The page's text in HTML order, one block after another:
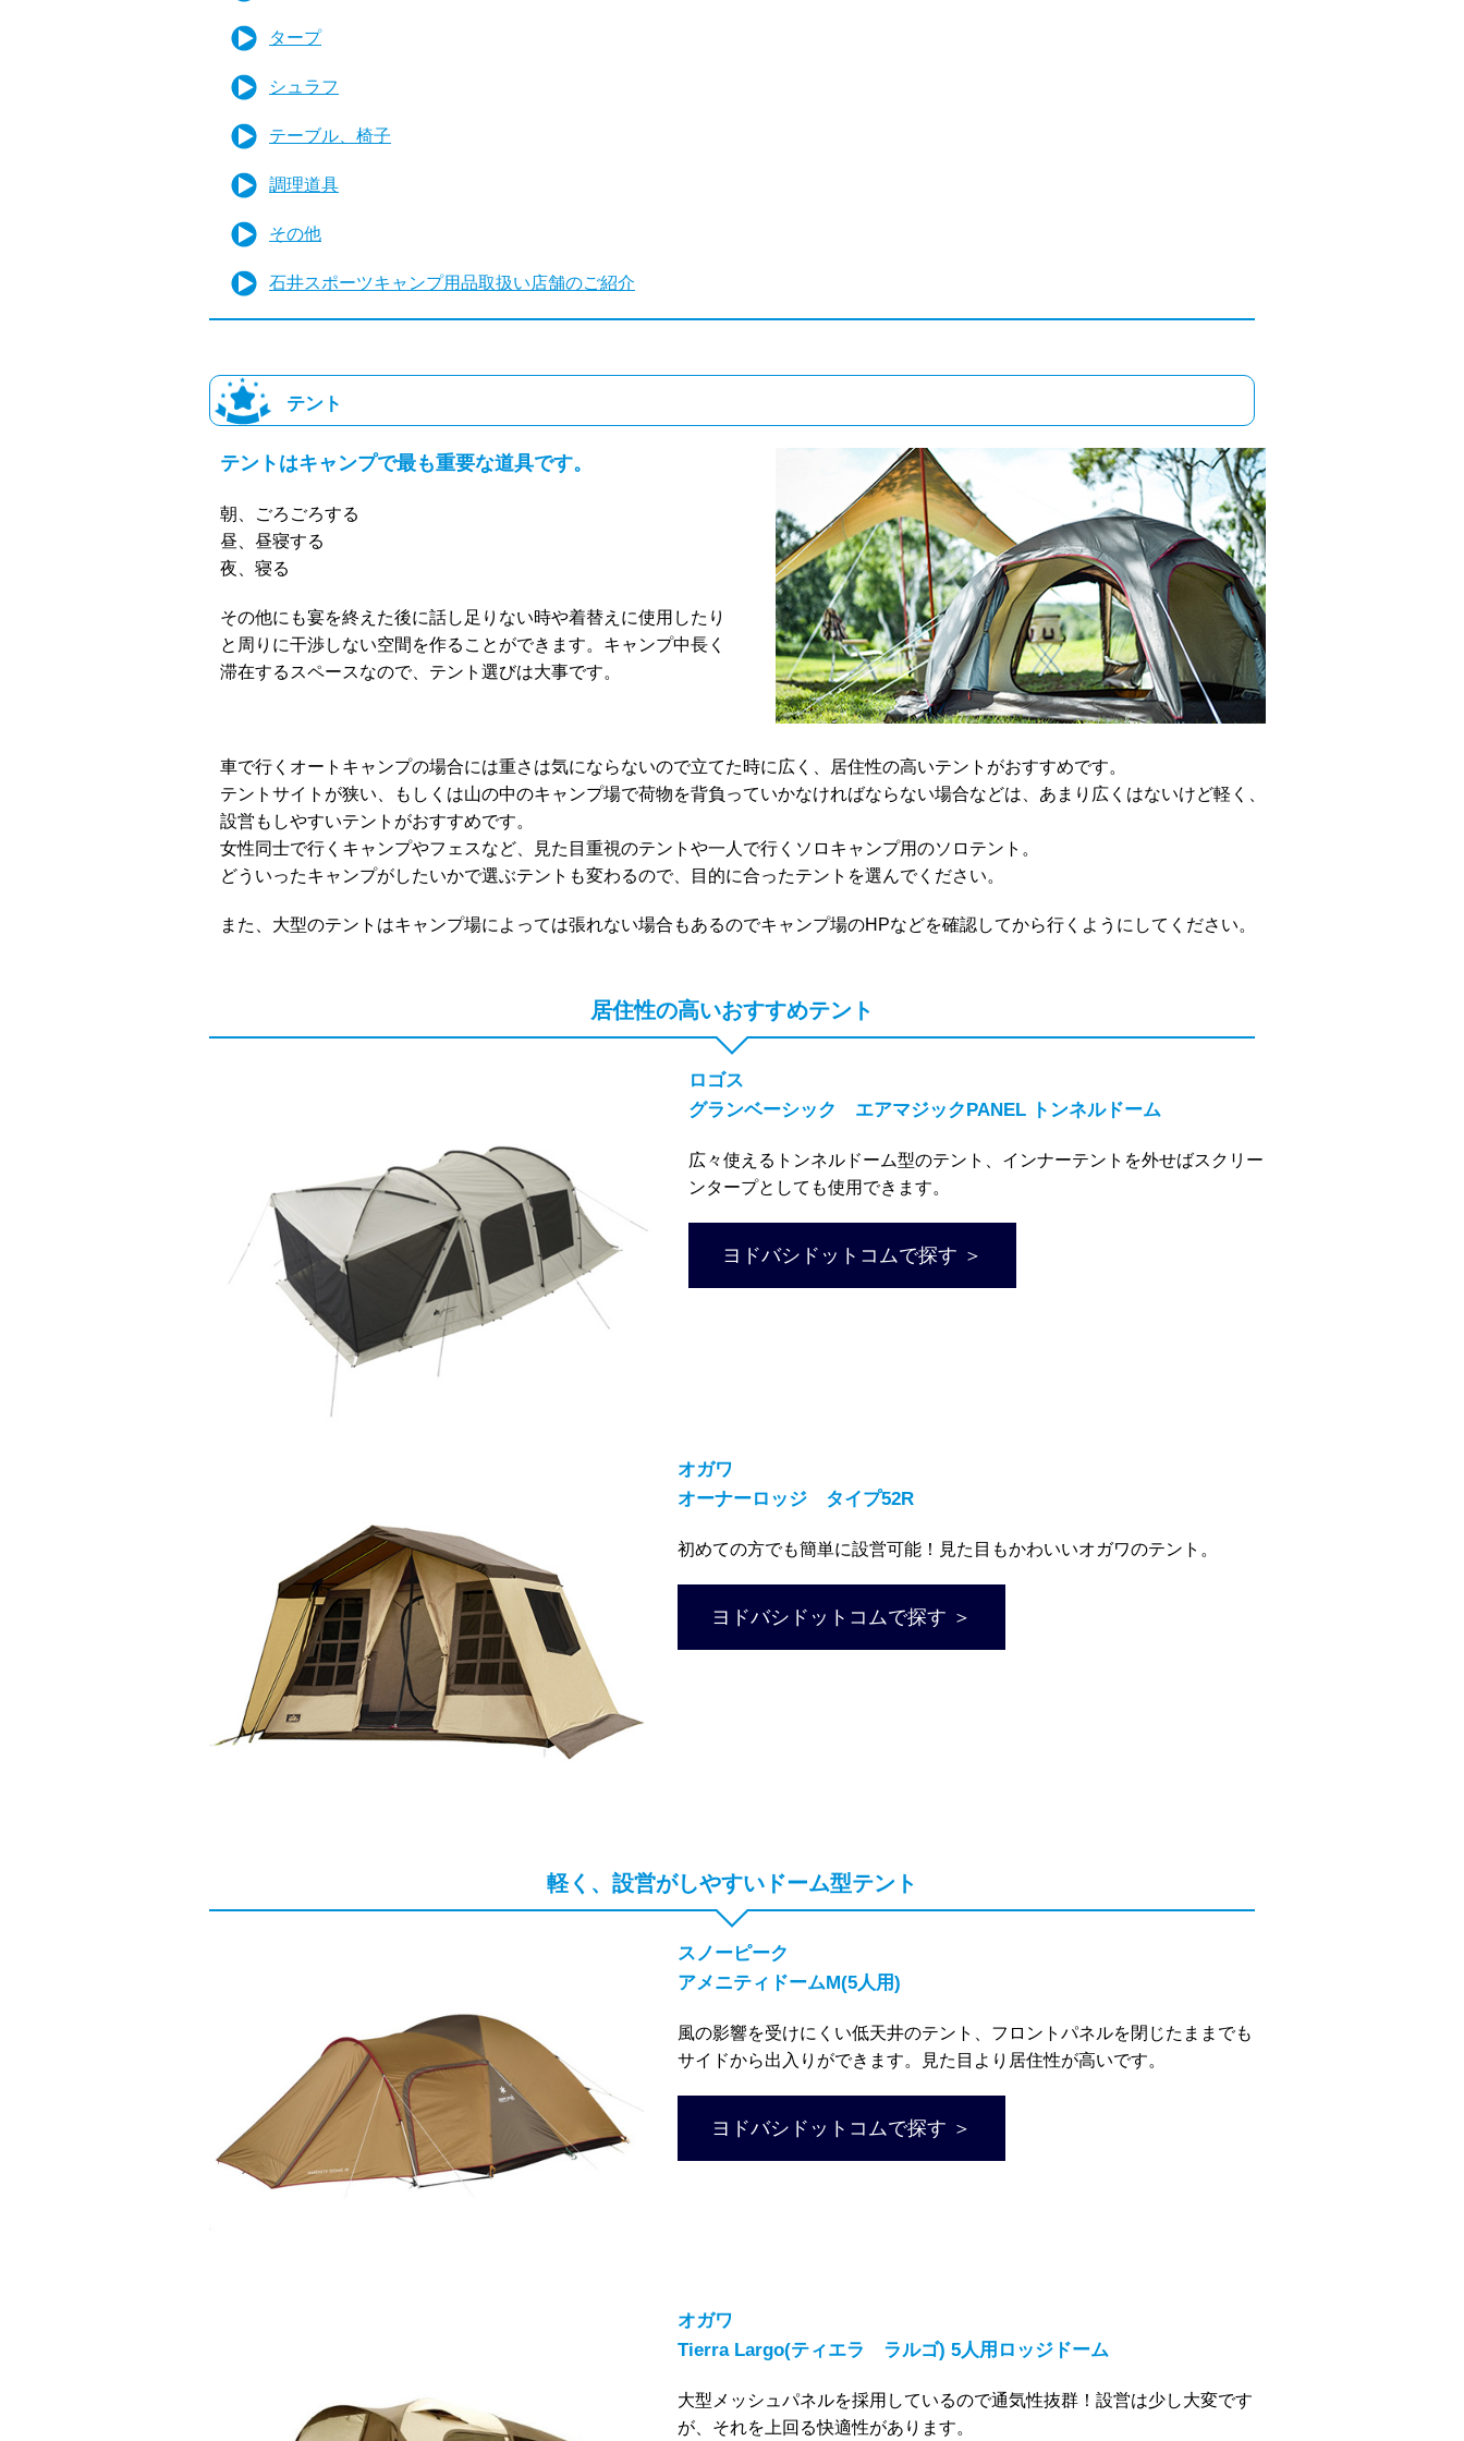
タープ
シュラフ
テーブル、椅子
調理道具
その他
石井スポーツキャンプ用品取扱い店舗のご紹介
テント
テントはキャンプで最も重要な道具です。
朝、ごろごろする
昼、昼寝する
夜、寝る
その他にも宴を終えた後に話し足りない時や着替えに使用したり
と周りに干渉しない空間を作ることができます。キャンプ中長く
滞在するスペースなので、テント選びは大事です。
車で行くオートキャンプの場合には重さは気にならないので立てた時に広く、居住性の高いテントがおすすめです。
テントサイトが狭い、もしくは山の中のキャンプ場で荷物を背負っていかなければならない場合などは、あまり広くはないけど軽く、
設営もしやすいテントがおすすめです。
女性同士で行くキャンプやフェスなど、見た目重視のテントや一人で行くソロキャンプ用のソロテント。
どういったキャンプがしたいかで選ぶテントも変わるので、目的に合ったテントを選んでください。
また、大型のテントはキャンプ場によっては張れない場合もあるのでキャンプ場のHPなどを確認してから行くようにしてください。
居住性の高いおすすめテント
ロゴス
グランベーシック エアマジックPANEL トンネルドーム
広々使えるトンネルドーム型のテント、インナーテントを外せばスクリー
ンタープとしても使用できます。
ヨドバシドットコムで探す ＞
オガワ
オーナーロッジ タイプ52R
初めての方でも簡単に設営可能！見た目もかわいいオガワのテント。
ヨドバシドットコムで探す ＞
軽く、設営がしやすいドーム型テント
スノーピーク
アメニティドームM(5人用)
風の影響を受けにくい低天井のテント、フロントパネルを閉じたままでも
サイドから出入りができます。見た目より居住性が高いです。
ヨドバシドットコムで探す ＞
オガワ
Tierra Largo(ティエラ ラルゴ) 5人用ロッジドーム
大型メッシュパネルを採用しているので通気性抜群！設営は少し大変です
が、それを上回る快適性があります。